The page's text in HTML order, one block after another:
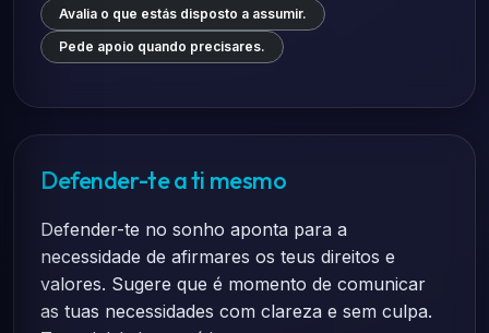
Avalia o que estás disposto a assumir.
Pede apoio quando precisares.
Defender-te a ti mesmo
Defender-te no sonho aponta para a
necessidade de afirmares os teus direitos e
valores. Sugere que é momento de comunicar
as tuas necessidades com clareza e sem culpa.